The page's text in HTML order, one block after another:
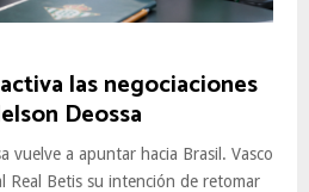
las negociaciones
Deossa
vuelve a apuntar hacia Brasil. Vasco
Real Betis su intención de retomar